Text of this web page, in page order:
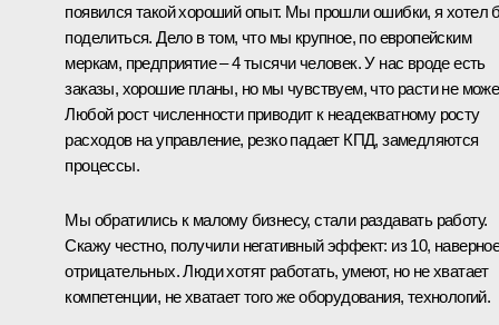
появился такой хороший опыт. Мы прошли ошибки, я хотел
поделиться. Дело в том, что мы крупное, по европейским
меркам, предприятие – 4 тысячи человек. У нас вроде есть
заказы, хорошие планы, но мы чувствуем, что расти не
Любой рост численности приводит к неадекватному росту
расходов на управление, резко падает КПД, замедляются
процессы.
Мы обратились к малому бизнесу, стали раздавать работу.
Скажу честно, получили негативный эффект: из 10,
отрицательных. Люди хотят работать, умеют, но не хватает
компетенции, не хватает того же оборудования, технологий.